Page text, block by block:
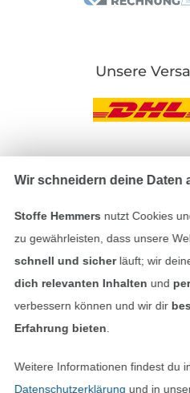
Unsere
In den deutschen Shop
Wir schneidern deine Daten
Stoffe Hemmers nutzt Cookies
zu gewährleisten, dass unsere
schnell und sicherläuft; wir
dich relevanten Inhalten und
verbessern können und wir dir
Erfahrung bieten
Weitere Informationen findest du
Datenschutzerklärung und in